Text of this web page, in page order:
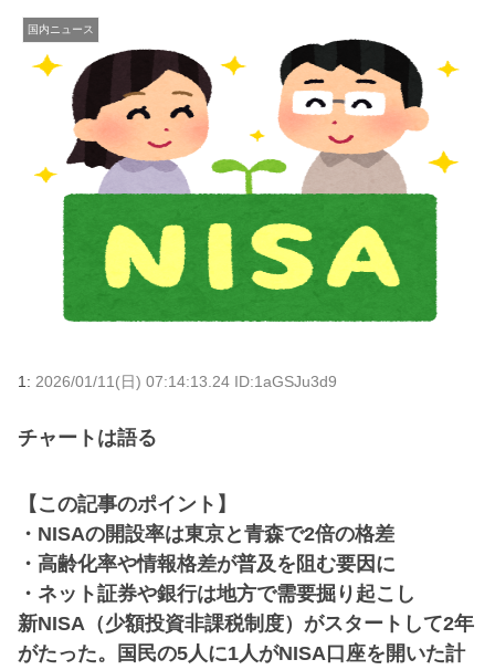
国内ニュース
1: 2026/01/11(日) 07:14:13.24 ID:1aGSJu3d9
チャートは語る
【この記事のポイント】
・NISAの開設率は東京と青森で2倍の格差
・高齢化率や情報格差が普及を阻む要因に
・ネット証券や銀行は地方で需要掘り起こし
新NISA（少額投資非課税制度）がスタートして2年
がたった。国民の5人に1人がNISA口座を開いた計